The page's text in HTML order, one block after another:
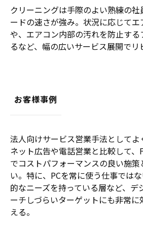
クリーニングは手際のよい熟練の
ードの速さが強み。状況に応じて
や、エアコン内部の汚れを防止す
るなど、幅の広いサービス展開でリ
お客様事例
法人向けサービス営業手法としてよ
ネット広告や電話営業と比較して、
でコストパフォーマンスの良い施
い。特に、PCを常に使う仕事では
的なニーズを持っている層など、デ
ーチしづらいターゲットにも非常
える。